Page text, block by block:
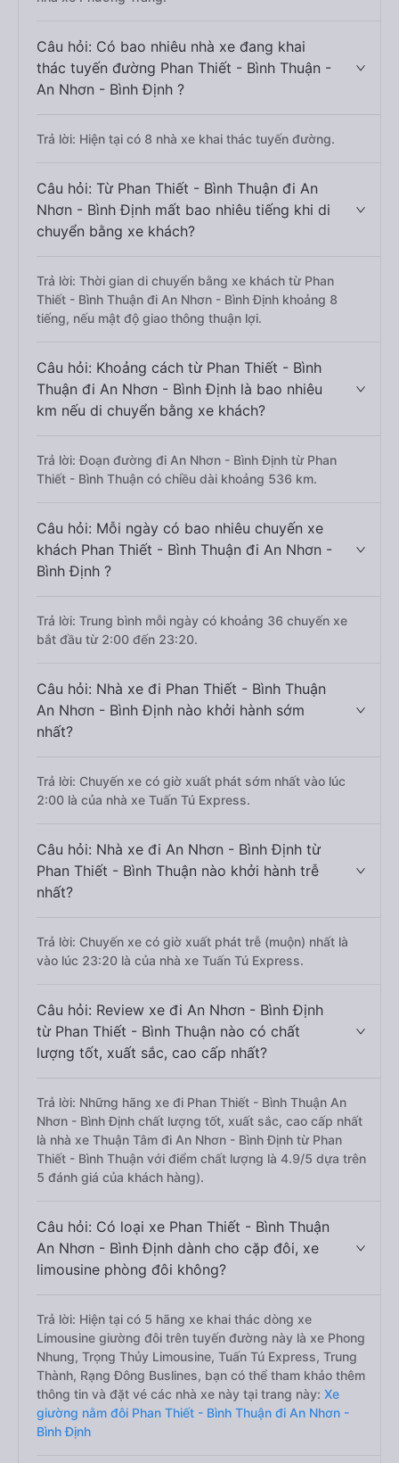
Câu hỏi: Có bao nhiêu nhà xe đang khai
thác tuyến đường Phan Thiết - Bình Thuận -
An Nhơn - Bình Định ?
Trả lời: Hiện tại có 8 nhà xe khai thác tuyến đường.
Câu hỏi: Từ Phan Thiết - Bình Thuận đi An
Nhơn - Bình Định mất bao nhiêu tiếng khi di
chuyển bằng xe khách?
Trả lời: Thời gian di chuyển bằng xe khách từ Phan
Thiết - Bình Thuận đi An Nhơn - Bình Định khoảng 8
tiếng, nếu mật độ giao thông thuận lợi.
Câu hỏi: Khoảng cách từ Phan Thiết - Bình
Thuận đi An Nhơn - Bình Định là bao nhiêu
km nếu di chuyển bằng xe khách?
Trả lời: Đoạn đường đi An Nhơn - Bình Định từ Phan
Thiết - Bình Thuận có chiều dài khoảng 536 km.
Câu hỏi: Mỗi ngày có bao nhiêu chuyến xe
khách Phan Thiết - Bình Thuận đi An Nhơn -
Bình Định ?
Trả lời: Trung bình mỗi ngày có khoảng 36 chuyến xe
bắt đầu từ 2:00 đến 23:20.
Câu hỏi: Nhà xe đi Phan Thiết - Bình Thuận
An Nhơn - Bình Định nào khởi hành sớm
nhất?
Trả lời: Chuyến xe có giờ xuất phát sớm nhất vào lúc
2:00 là của nhà xe Tuấn Tú Express.
Câu hỏi: Nhà xe đi An Nhơn - Bình Định từ
Phan Thiết - Bình Thuận nào khởi hành trễ
nhất?
Trả lời: Chuyến xe có giờ xuất phát trễ (muộn) nhất là
vào lúc 23:20 là của nhà xe Tuấn Tú Express.
Câu hỏi: Review xe đi An Nhơn - Bình Định
từ Phan Thiết - Bình Thuận nào có chất
lượng tốt, xuất sắc, cao cấp nhất?
Trả lời: Những hãng xe đi Phan Thiết - Bình Thuận An
Nhơn - Bình Định chất lượng tốt, xuất sắc, cao cấp nhất
là nhà xe Thuận Tâm đi An Nhơn - Bình Định từ Phan
Thiết - Bình Thuận với điểm chất lượng là 4.9/5 dựa trên
5 đánh giá của khách hàng).
Câu hỏi: Có loại xe Phan Thiết - Bình Thuận
An Nhơn - Bình Định dành cho cặp đôi, xe
limousine phòng đôi không?
Trả lời: Hiện tại có 5 hãng xe khai thác dòng xe
Limousine giường đôi trên tuyến đường này là xe Phong
Nhung, Trọng Thủy Limousine, Tuấn Tú Express, Trung
Thành, Rạng Đông Buslines, bạn có thể tham khảo thêm
thông tin và đặt vé các nhà xe này tại trang này: Xe
giường nằm đôi Phan Thiết - Bình Thuận đi An Nhơn -
Bình Định